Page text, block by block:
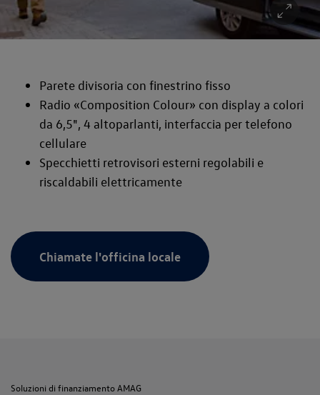
Parete divisoria con finestrino fisso
Radio «Composition Colour» con display a colori
da 6,5", 4 altoparlanti, interfaccia per telefono
cellulare
Specchietti retrovisori esterni regolabili e
riscaldabili elettricamente
Chiamate l'officina locale
Soluzioni di finanziamento AMAG